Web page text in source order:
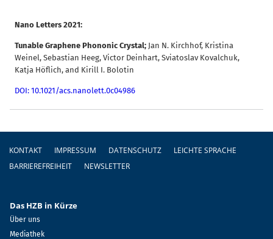
Nano Letters 2021:
Tunable Graphene Phononic Crystal; Jan N. Kirchhof, Kristina
Weinel, Sebastian Heeg, Victor Deinhart, Sviatoslav Kovalchuk,
Katja Höflich, and Kirill I. Bolotin
DOI: 10.1021/acs.nanolett.0c04986
Fußzeile
KONTAKT IMPRESSUM DATENSCHUTZ
LEICHTE SPRACHE
BARRIEREFREIHEIT
NEWSLETTER
Das HZB in Kürze
Über uns
Mediathek